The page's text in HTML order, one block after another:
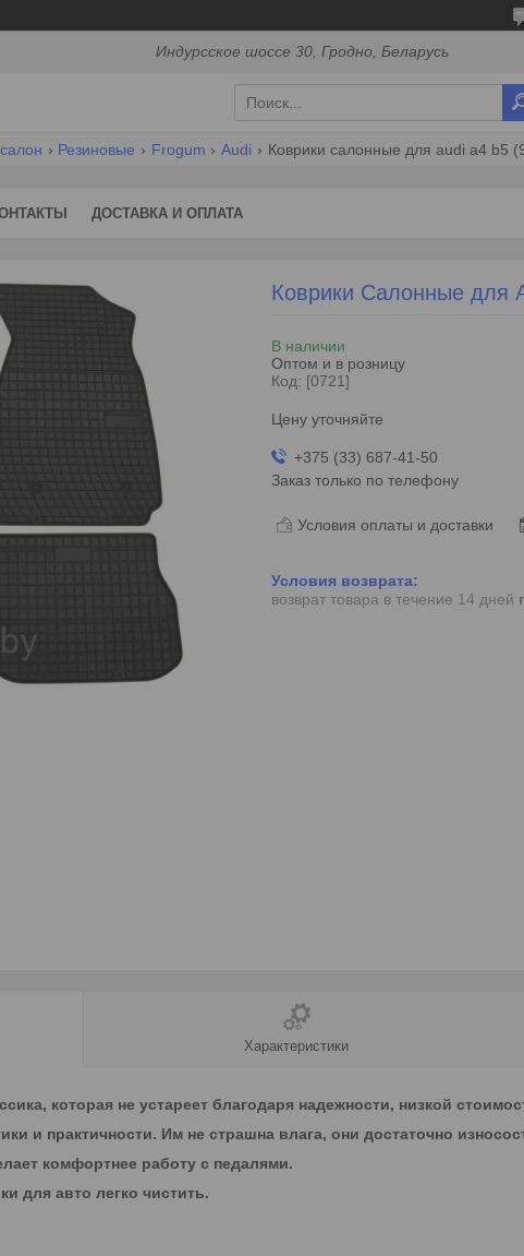
Индурсское шоссе 30, Гродно, Беларусь
Резиновые Frogum Audi Коврики салонные для audi a4 b5
ДОСТАВКА И ОПЛАТА
Коврики Салонные для
В наличии
Оптом и в розницу
Код: [0721]
Цену уточняйте
+375 (33) 687-41-50
Заказ только по телефону
Условия оплаты и доставки
возврат товара в течение 14 дней
Характеристики
которая не устареет благодаря надежности, низкой
и практичности. Им не страшна влага, они достаточно
комфортнее работу с педалями.
для авто легко чистить.